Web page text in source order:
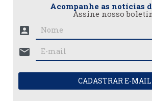
Acompanhe as notícias
Assine nosso
account_box
mail
CADASTRAR E-MAIL